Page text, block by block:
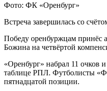
Фото: ФК «Оренбург»
Встреча завершилась со
Победу оренбуржцам принёс
Божина на четвёртой
«Оренбург» набрал 11 очков
таблице РПЛ. Футболисты
пятнадцатой позиции.